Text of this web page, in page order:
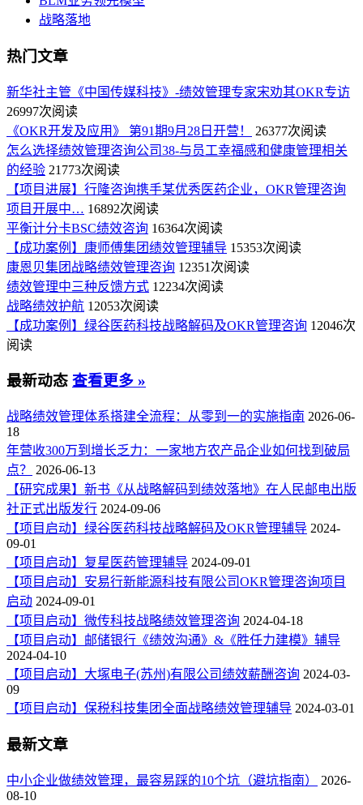
战略落地
热门文章
新华社主管《中国传媒科技》-绩效管理专家宋劝其OKR专访
26997次阅读
《OKR开发及应用》 第91期9月28日开营！
26377次阅读
怎么选择绩效管理咨询公司38-与员工幸福感和健康管理相关
的经验 21773次阅读
【项目进展】行隆咨询携手某优秀医药企业，OKR管理咨询
项目开展中… 16892次阅读
平衡计分卡BSC绩效咨询 16364次阅读
【成功案例】康师傅集团绩效管理辅导 15353次阅读
康恩贝集团战略绩效管理咨询 12351次阅读
绩效管理中三种反馈方式 12234次阅读
战略绩效护航 12053次阅读
【成功案例】绿谷医药科技战略解码及OKR管理咨询 12046次
阅读
最新动态 查看更多 »
战略绩效管理体系搭建全流程：从零到一的实施指南 2026-06-
18
年营收300万到增长乏力：一家地方农产品企业如何找到破局
点？
2026-06-13
【研究成果】新书《从战略解码到绩效落地》在人民邮电出版
社正式出版发行 2024-09-06
【项目启动】绿谷医药科技战略解码及OKR管理辅导 2024-
09-01
【项目启动】复星医药管理辅导 2024-09-01
【项目启动】安易行新能源科技有限公司OKR管理咨询项目
启动 2024-09-01
【项目启动】微传科技战略绩效管理咨询 2024-04-18
【项目启动】邮储银行《绩效沟通》&《胜任力建模》辅导
2024-04-10
【项目启动】大塚电子(苏州)有限公司绩效薪酬咨询 2024-03-
09
【项目启动】保税科技集团全面战略绩效管理辅导 2024-03-01
最新文章
中小企业做绩效管理，最容易踩的10个坑（避坑指南）
2026-
08-10